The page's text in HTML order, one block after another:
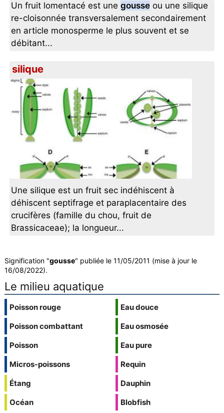
Un fruit lomentacé est unegousse ou une silique
re-cloisonnée transversalement secondairement
en article monosperme le plus souvent et se
débitant...
silique
Une silique est un fruit sec indéhiscent à
déhiscent septifrage et paraplacentaire des
crucifères (famille du chou, fruit de
Brassicaceae); la longueur...
Signification "gousse" publiée le 11/05/2011 (mise à jour le
16/08/2022).
Le milieu aquatique
Poisson rouge
Poisson combattant
Poisson
Micros-poissons
Étang
Océan
Eau douce
Eau osmosée
Eau pure
Requin
Dauphin
Blobfish